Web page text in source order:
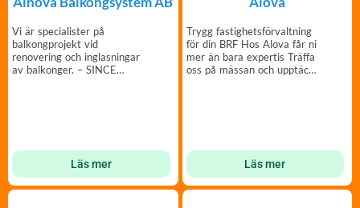
Vi är specialister på
balkongprojekt vid
renovering och inglasningar
av balkonger. – SINCE
Läs mer
Trygg fastighetsförvaltning
för din BRF Hos Alova får ni
mer än bara expertis Träffa
oss på mässan och upptäck
Läs mer